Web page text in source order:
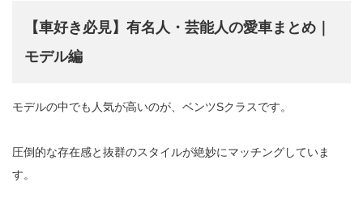
【車好き必見】有名人・芸能人の愛車まとめ｜
モデル編
モデルの中でも人気が高いのが、ベンツSクラスです。
圧倒的な存在感と抜群のスタイルが絶妙にマッチングしていま
す。